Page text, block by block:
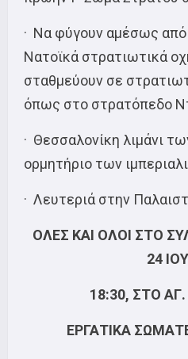
· Να φύγουν αμέσως
Νατοϊκά στρατιωτικά
σταθμεύουν σε
όπως στο στρατόπεδο
· Θεσσαλονίκη λιμάνι
ορμητήριο των
· Λευτεριά στην
ΟΛΕΣ ΚΑΙ ΟΛΟΙ ΣΤΟ
24
18:30, ΣΤΟ
ΕΡΓΑΤΙΚΑ